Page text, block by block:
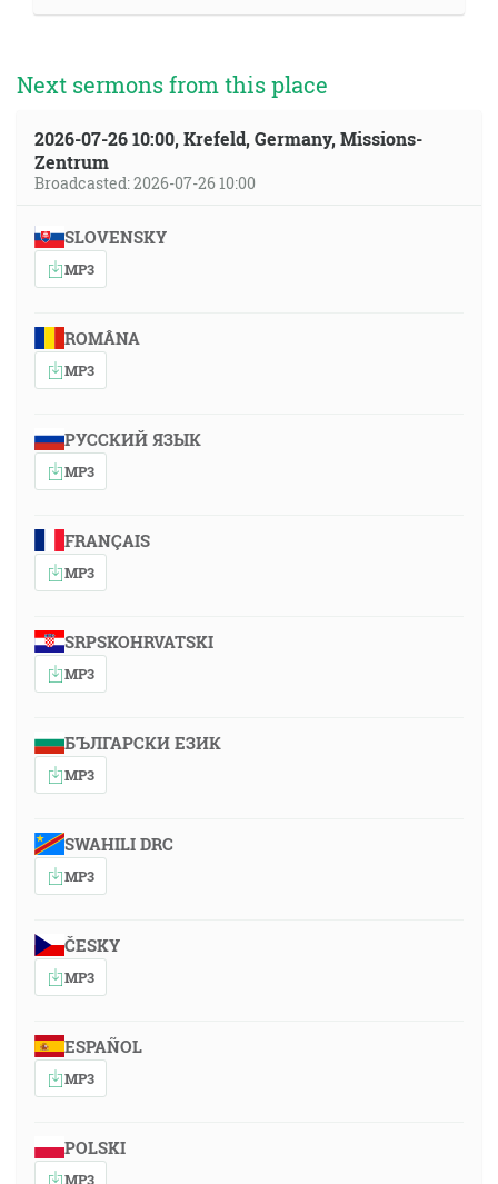
Next sermons from this place
2026-07-26 10:00, Krefeld, Germany, Missions-
Zentrum
Broadcasted: 2026-07-26 10:00
SLOVENSKY
MP3
ROMÂNA
MP3
РУССКИЙ ЯЗЫК
MP3
FRANÇAIS
MP3
SRPSKOHRVATSKI
MP3
БЪЛГАРСКИ ЕЗИК
MP3
SWAHILI DRC
MP3
ČESKY
MP3
ESPAÑOL
MP3
POLSKI
MP3